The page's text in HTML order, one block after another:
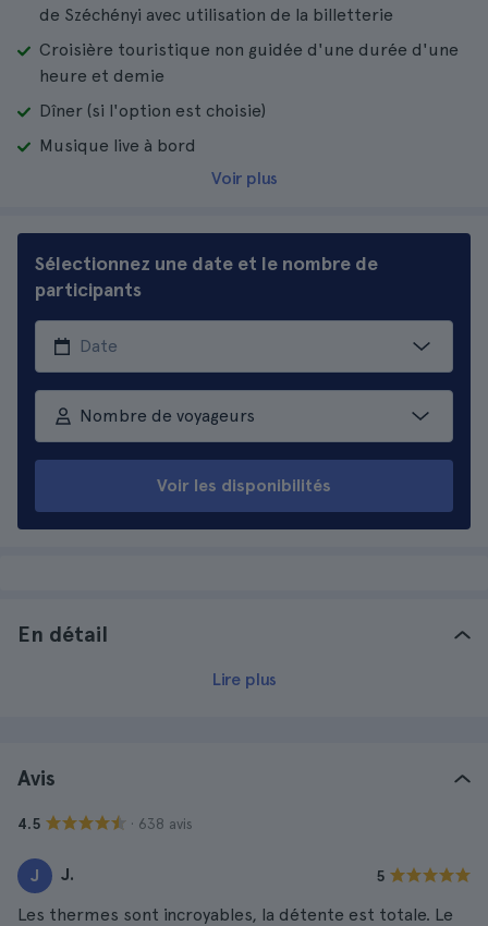
de Széchényi avec utilisation de la billetterie
Croisière touristique non guidée d'une durée d'une
heure et demie
Dîner (si l'option est choisie)
Musique live à bord
Voir plus
Sélectionnez une date et le nombre de
participants
Nombre de voyageurs
Voir les disponibilités
En détail
Lire plus
Avis
4.5 · 638 avis
J J. 5
Les thermes sont incroyables, la détente est totale. Le